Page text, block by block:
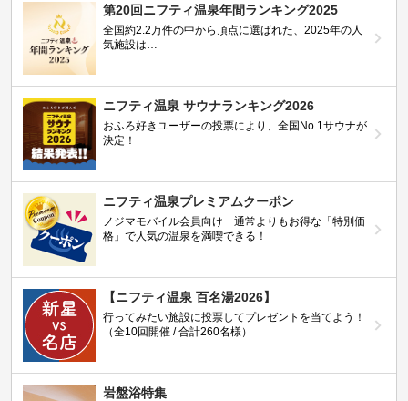
第20回ニフティ温泉年間ランキング2025
全国約2.2万件の中から頂点に選ばれた、2025年の人
気施設は…
ニフティ温泉 サウナランキング2026
おふろ好きユーザーの投票により、全国No.1サウナが
決定！
ニフティ温泉プレミアムクーポン
ノジマモバイル会員向け 通常よりもお得な「特別価
格」で人気の温泉を満喫できる！
【ニフティ温泉 百名湯2026】
行ってみたい施設に投票してプレゼントを当てよう！
（全10回開催 / 合計260名様）
岩盤浴特集